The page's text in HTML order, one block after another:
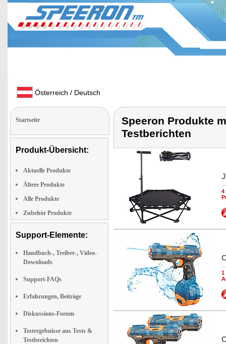
Österreich / Deutsch
Startseite
Produkt-Übersicht:
Aktuelle Produkte
Ältere Produkte
Alle Produkte
Zubehör Produkte
Support-Elemente:
Handbuch-, Treiber-, Video-
Downloads
Support-FAQs
Erfahrungen, Beiträge
Diskussions-Forum
Testergebnisse aus Tests &
Testberichten
Speeron Produkte
Testberichten
4
1